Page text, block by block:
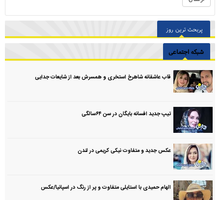
پربحث ترین روز
شبکه اجتماعی
قاب عاشقانه شاهرخ استخری و همسرش بعد از شایعات جدایی
تیپ جدید افسانه بایگان در سن ۶۴سالگی
عکس جدید و متفاوت نیکی کریمی در لندن
الهام حمیدی با استایلی متفاوت و پر از رنگ در اسپانیا/عکس